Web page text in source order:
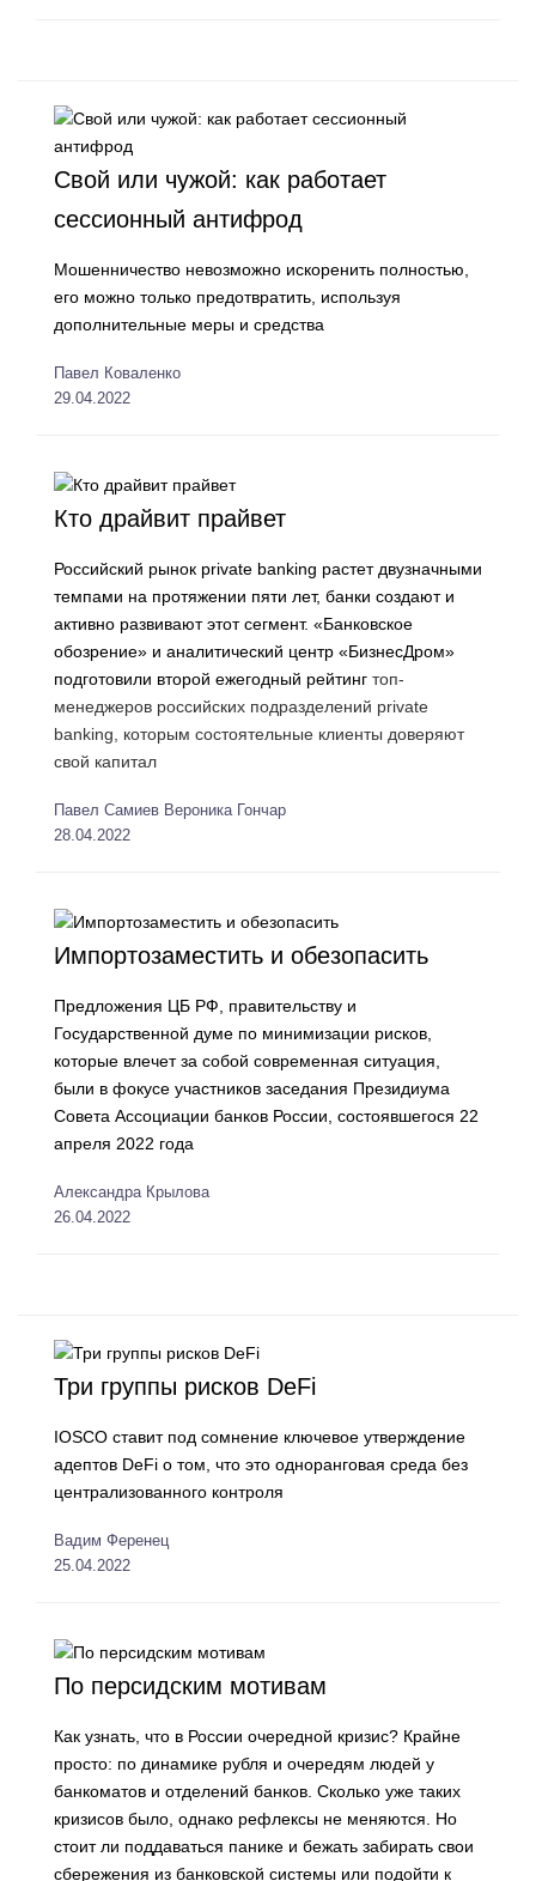
Свой или чужой: как работает
сессионный антифрод
Мошенничество невозможно искоренить полностью,
его можно только предотвратить, используя
дополнительные меры и средства
Павел Коваленко
29.04.2022
Кто драйвит прайвет
Российский рынок private banking растет двузначными
темпами на протяжении пяти лет, банки создают и
активно развивают этот сегмент. «Банковское
обозрение» и аналитический центр «БизнесДром»
подготовили второй ежегодный рейтинг топ-
менеджеров российских подразделений private
banking, которым состоятельные клиенты доверяют
свой капитал
Павел Самиев Вероника Гончар
28.04.2022
Импортозаместить и обезопасить
Предложения ЦБ РФ, правительству и
Государственной думе по минимизации рисков,
которые влечет за собой современная ситуация,
были в фокусе участников заседания Президиума
Совета Ассоциации банков России, состоявшегося 22
апреля 2022 года
Александра Крылова
26.04.2022
Три группы рисков DeFi
IOSCO ставит под сомнение ключевое утверждение
адептов DeFi о том, что это одноранговая среда без
централизованного контроля
Вадим Ференец
25.04.2022
По персидским мотивам
Как узнать, что в России очередной кризис? Крайне
просто: по динамике рубля и очередям людей у
банкоматов и отделений банков. Сколько уже таких
кризисов было, однако рефлексы не меняются. Но
стоит ли поддаваться панике и бежать забирать свои
сбережения из банковской системы или подойти к